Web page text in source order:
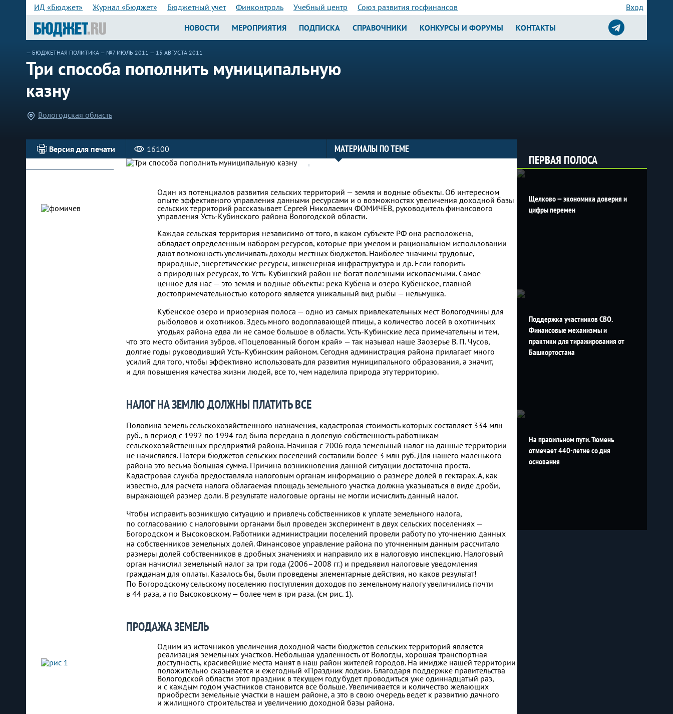
ИД «Бюджет» Журнал «Бюджет» Бюджетный учет Финконтроль Учебный центр Союз развития госфинансов Вход
НОВОСТИ МЕРОПРИЯТИЯ ПОДПИСКА СПРАВОЧНИКИ КОНКУРСЫ И ФОРУМЫ КОНТАКТЫ
— БЮДЖЕТНАЯ ПОЛИТИКА — №7 ИЮЛЬ 2011 — 15 АВГУСТА 2011
Три способа пополнить муниципальную
казну
Вологодская область
Версия для печати 16100 МАТЕРИАЛЫ ПО ТЕМЕ
Один из потенциалов развития сельских территорий — земля и водные объекты. Об интересном
опыте эффективного управления данными ресурсами и о возможностях увеличения доходной базы
сельских территорий рассказывает Сергей Николаевич ФОМИЧЕВ, руководитель финансового
управления Усть-Кубинского района Вологодской области.
Каждая сельская территория независимо от того, в каком субъекте РФ она расположена,
обладает определенным набором ресурсов, которые при умелом и рациональном использовании
дают возможность увеличивать доходы местных бюджетов. Наиболее значимы трудовые,
природные, энергетические ресурсы, инженерная инфраструктура и др. Если говорить
о природных ресурсах, то Усть-Кубинский район не богат полезными ископаемыми. Самое
ценное для нас — это земля и водные объекты: река Кубена и озеро Кубенское, главной
достопримечательностью которого является уникальный вид рыбы — нельмушка.
Кубенское озеро и приозерная полоса — одно из самых привлекательных мест Вологодчины для
рыболовов и охотников. Здесь много водоплавающей птицы, а количество лосей в охотничьих
угодьях района едва ли не самое большое в области. Усть-Кубинские леса примечательны и тем,
что это место обитания зубров. «Поцелованный богом край» — так называл наше Заозерье В. П. Чусов,
долгие годы руководивший Усть-Кубинским районом. Сегодня администрация района прилагает много
усилий для того, чтобы эффективно использовать для развития муниципального образования, а значит,
и для повышения качества жизни людей, все то, чем наделила природа эту территорию.
НАЛОГ НА ЗЕМЛЮ ДОЛЖНЫ ПЛАТИТЬ ВСЕ
Половина земель сельскохозяйственного назначения, кадастровая стоимость которых составляет 334 млн
руб., в период с 1992 по 1994 год была передана в долевую собственность работникам
сельскохозяйственных предприятий района. Начиная с 2006 года земельный налог на данные территории
не начислялся. Потери бюджетов сельских поселений составили более 3 млн руб. Для нашего маленького
района это весьма большая сумма. Причина возникновения данной ситуации достаточна проста.
Кадастровая служба предоставляла налоговым органам информацию о размере долей в гектарах. А, как
известно, для расчета налога облагаемая площадь земельного участка должна указываться в виде дроби,
выражающей размер доли. В результате налоговые органы не могли исчислить данный налог.
Чтобы исправить возникшую ситуацию и привлечь собственников к уплате земельного налога,
по согласованию с налоговыми органами был проведен эксперимент в двух сельских поселениях —
Богородском и Высоковском. Работники администрации поселений провели работу по уточнению данных
на собственников земельных долей. Финансовое управление района по уточненным данным рассчитало
размеры долей собственников в дробных значениях и направило их в налоговую инспекцию. Налоговый
орган начислил земельный налог за три года (2006–2008 гг.) и предъявил налоговые уведомления
гражданам для оплаты. Казалось бы, были проведены элементарные действия, но каков результат!
По Богородскому сельскому поселению поступления доходов по земельному налогу увеличились почти
в 44 раза, а по Высоковскому — более чем в три раза. (см рис. 1).
ПРОДАЖА ЗЕМЕЛЬ
Одним из источников увеличения доходной части бюджетов сельских территорий является
реализация земельных участков. Небольшая удаленность от Вологды, хорошая транспортная
доступность, красивейшие места манят в наш район жителей городов. На имидже нашей территории
положительно сказывается и ежегодный «Праздник лодки». Благодаря поддержке правительства
Вологодской области этот праздник в текущем году будет проводиться уже одиннадцатый раз,
и с каждым годом участников становится все больше. Увеличивается и количество желающих
приобрести земельные участки в нашем районе, а это в свою очередь ведет к развитию дачного
и жилищного строительства и увеличению доходной базы района.
ПЕРВАЯ ПОЛОСА
Щелково — экономика доверия и
цифры перемен
Поддержка участников СВО.
Финансовые механизмы и
практики для тиражирования от
Башкортостана
На правильном пути. Тюмень
отмечает 440-летие со дня
основания